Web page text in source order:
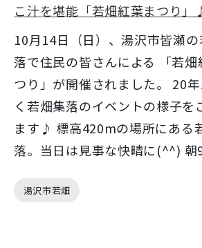
こ汁を堪能「若畑紅葉まつり」
10月14日（日）、湯沢市皆瀬
落で住民の皆さんによる 「若畑
つり」が開催されました。 20
く若畑集落のイベントの様子を
ます♪ 標高420mの場所にある
落。当日は見事な快晴に(^^) 朝
湯沢市若畑